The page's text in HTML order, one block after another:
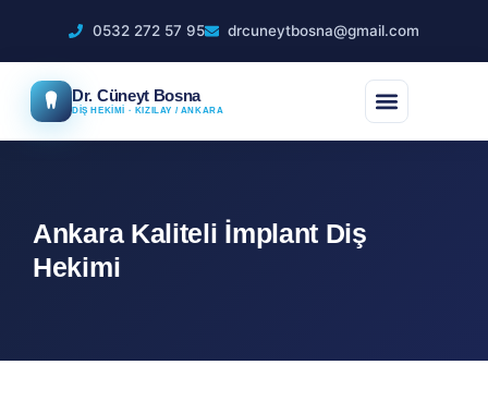
0532 272 57 95 drcuneytbosna@gmail.com
Dr. Cüneyt Bosna
DİŞ HEKİMİ · KIZILAY / ANKARA
Ankara Kaliteli İmplant Diş
Hekimi